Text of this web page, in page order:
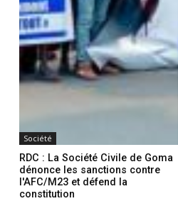
Société
RDC : La Société Civile de Goma
dénonce les sanctions contre
l'AFC/M23 et défend la
constitution